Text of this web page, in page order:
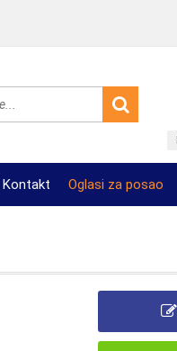
Kontakt Oglasi za posao